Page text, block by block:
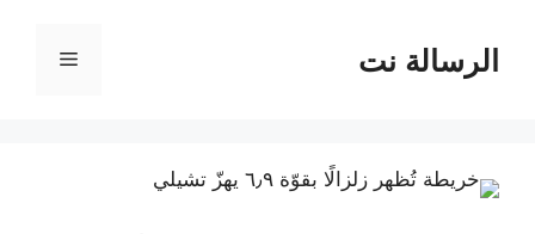
المحتوىالرسالة نت القائمة